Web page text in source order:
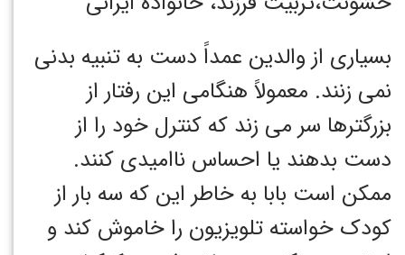
بسیاری از والدین عمداً دست به تنبیه بدنی
نمی زنند. معمولاً هنگامی این رفتار از
بزرگترها سر می زند که کنترل خود را از
دست بدهند یا احساس ناامیدی کنند.
ممکن است بابا به خاطر این که سه بار از
کودک خواسته تلویزیون را خاموش کند و